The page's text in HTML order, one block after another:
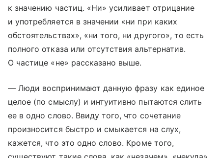
к значению частиц. «Ни» усиливает отрицание
и употребляется в значении «ни при каких
обстоятельствах», «ни того, ни другого», то есть
полного отказа или отсутствия альтернатив.
О частице «не» рассказано выше.
— Люди воспринимают данную фразу как единое
целое (по смыслу) и интуитивно пытаются слить
ее в одно слово. Ввиду того, что сочетание
произносится быстро и смыкается на слух,
кажется, что это одно слово. Кроме того,